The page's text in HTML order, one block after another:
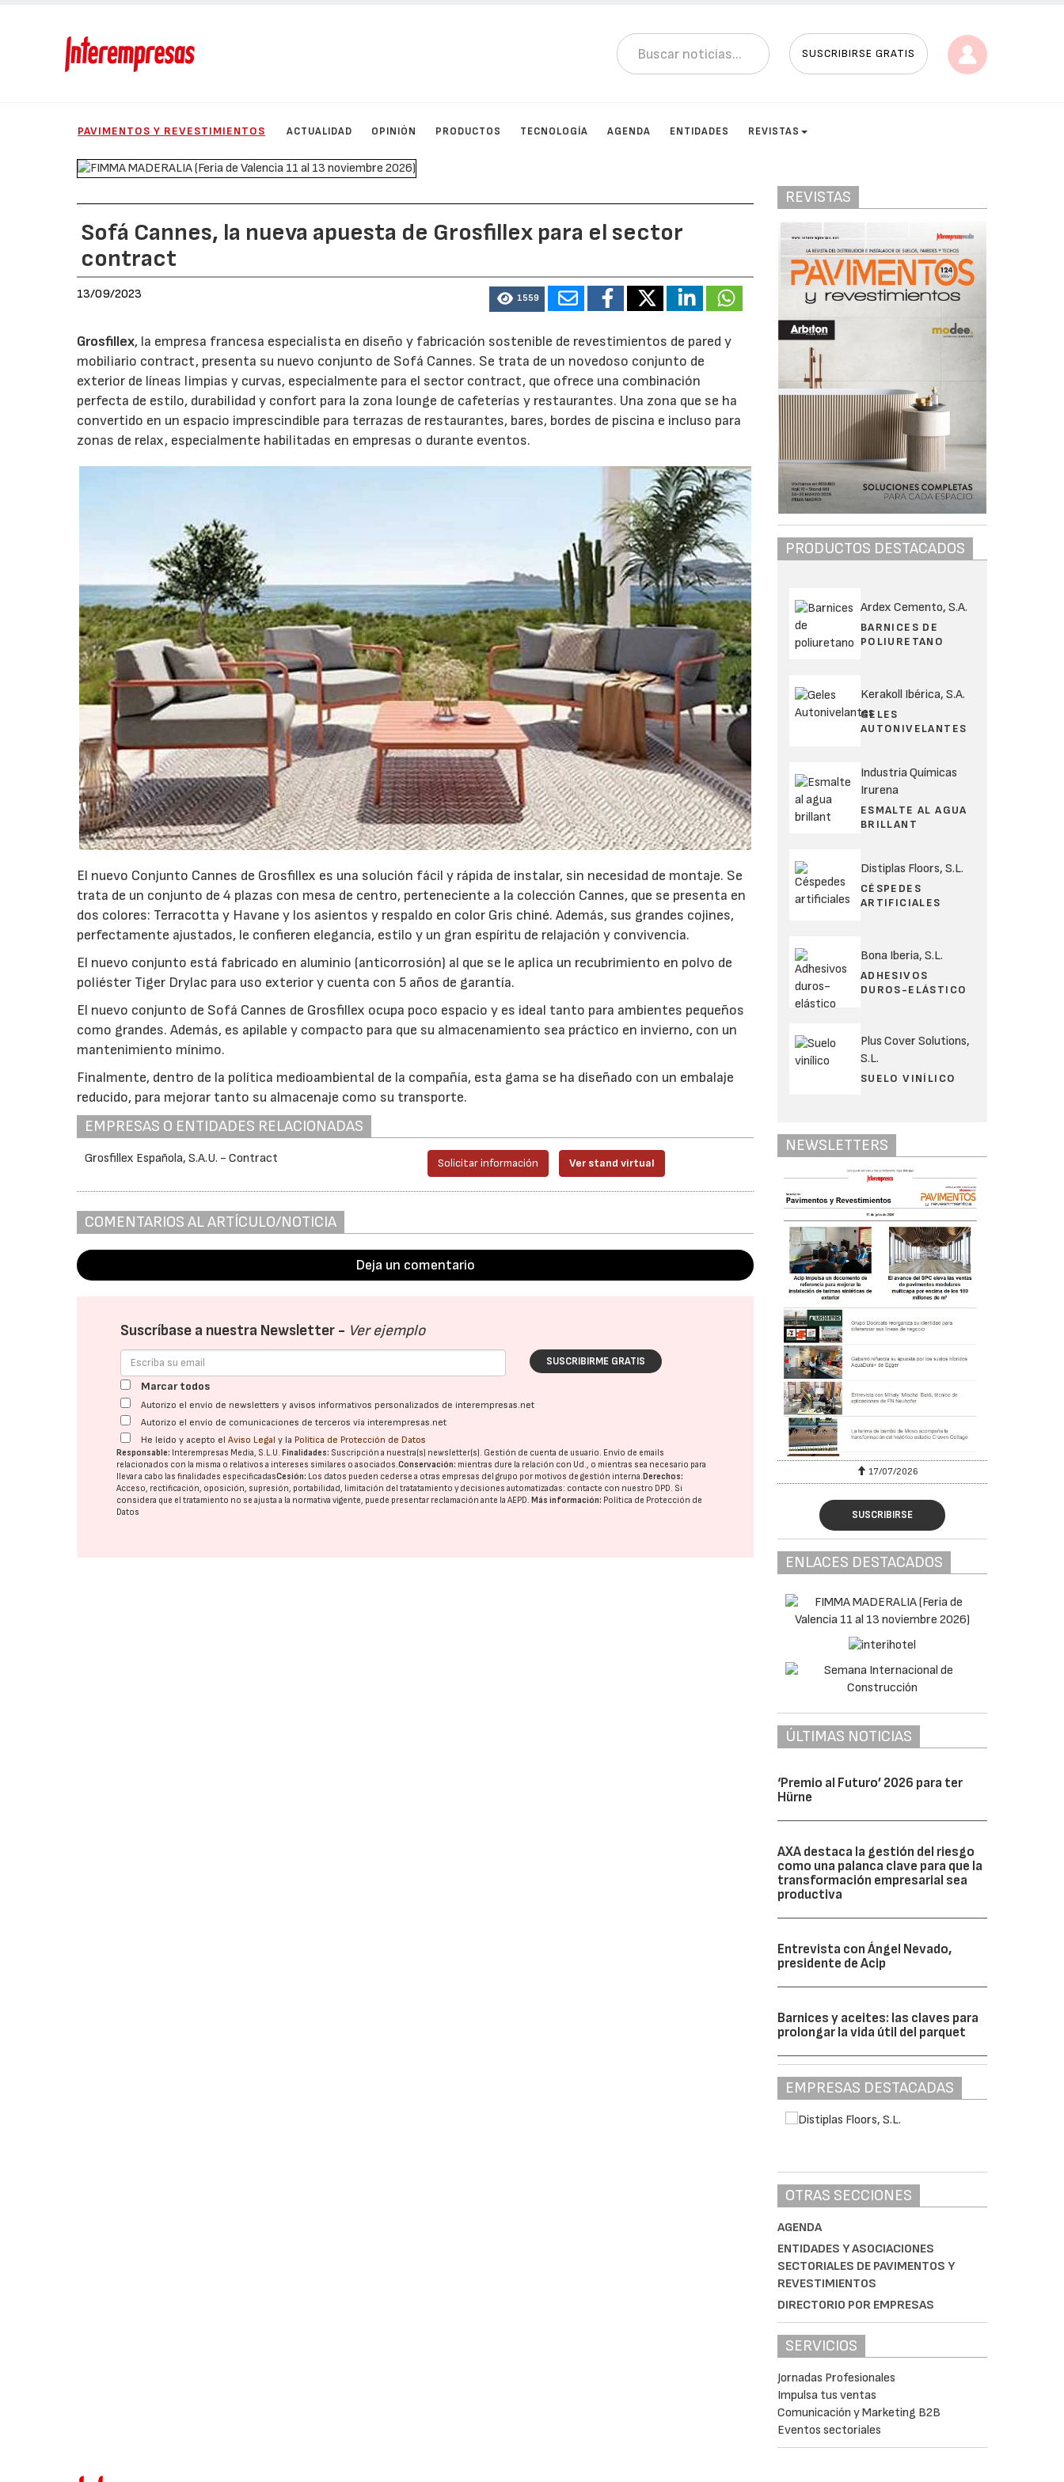
SUSCRIBIRSE GRATIS
PAVIMENTOS Y REVESTIMIENTOS ACTUALIDAD OPINIÓN PRODUCTOS TECNOLOGÍA AGENDA ENTIDADES REVISTAS
Sofá Cannes, la nueva apuesta de Grosfillex para el sector
contract
13/09/2023 1559
Grosfillex, la empresa francesa especialista en diseño y fabricación sostenible de revestimientos de pared y
mobiliario contract, presenta su nuevo conjunto de Sofá Cannes. Se trata de un novedoso conjunto de
exterior de líneas limpias y curvas, especialmente para el sector contract, que ofrece una combinación
perfecta de estilo, durabilidad y confort para la zona lounge de cafeterías y restaurantes. Una zona que se ha
convertido en un espacio imprescindible para terrazas de restaurantes, bares, bordes de piscina e incluso para
zonas de relax, especialmente habilitadas en empresas o durante eventos.
El nuevo Conjunto Cannes de Grosfillex es una solución fácil y rápida de instalar, sin necesidad de montaje. Se
trata de un conjunto de 4 plazas con mesa de centro, perteneciente a la colección Cannes, que se presenta en
dos colores: Terracotta y Havane y los asientos y respaldo en color Gris chiné. Además, sus grandes cojines,
perfectamente ajustados, le confieren elegancia, estilo y un gran espíritu de relajación y convivencia.
El nuevo conjunto está fabricado en aluminio (anticorrosión) al que se le aplica un recubrimiento en polvo de
poliéster Tiger Drylac para uso exterior y cuenta con 5 años de garantía.
El nuevo conjunto de Sofá Cannes de Grosfillex ocupa poco espacio y es ideal tanto para ambientes pequeños
como grandes. Además, es apilable y compacto para que su almacenamiento sea práctico en invierno, con un
mantenimiento mínimo.
Finalmente, dentro de la política medioambiental de la compañía, esta gama se ha diseñado con un embalaje
reducido, para mejorar tanto su almacenaje como su transporte.
EMPRESAS O ENTIDADES RELACIONADAS
Grosfillex Española, S.A.U. - Contract Solicitar información Ver stand virtual
COMENTARIOS AL ARTÍCULO/NOTICIA
Deja un comentario
Suscríbase a nuestra Newsletter - Ver ejemplo
SUSCRIBIRME GRATIS
Marcar todos
Autorizo el envío de newsletters y avisos informativos personalizados de interempresas.net
Autorizo el envío de comunicaciones de terceros vía interempresas.net
He leído y acepto elAviso Legal y la Política de Protección de Datos
Responsable: Interempresas Media, S.L.U.Finalidades: Suscripción a nuestra(s) newsletter(s). Gestión de cuenta de usuario. Envío de emails
relacionados con la misma o relativos a intereses similares o asociados.Conservación: mientras dure la relación con Ud., o mientras sea necesario para
llevar a cabo las finalidades especificadasCesión: Los datos pueden cederse a otras empresas del grupo por motivos de gestión interna.Derechos:
Acceso, rectificación, oposición, supresión, portabilidad, limitación del tratatamiento y decisiones automatizadas: contacte con nuestro DPD. Si
considera que el tratamiento no se ajusta a la normativa vigente, puede presentar reclamación ante laAEPD.Más información: Política de Protección de
Datos
REVISTAS
PRODUCTOS DESTACADOS
Ardex Cemento, S.A.
BARNICES DE
POLIURETANO
Kerakoll Ibérica, S.A.
GELES
AUTONIVELANTES
Industria Químicas
Irurena
ESMALTE AL AGUA
BRILLANT
Distiplas Floors, S.L.
CÉSPEDES
ARTIFICIALES
Bona Iberia, S.L.
ADHESIVOS
DUROS-ELÁSTICO
Plus Cover Solutions,
S.L.
SUELO VINÍLICO
NEWSLETTERS
17/07/2026 31/07/2026 17/07/2026
SUSCRIBIRSE
ENLACES DESTACADOS
ÚLTIMAS NOTICIAS
‘Premio al Futuro’ 2026 para ter
Hürne
AXA destaca la gestión del riesgo
como una palanca clave para que la
transformación empresarial sea
productiva
Entrevista con Ángel Nevado,
presidente de Acip
Barnices y aceites: las claves para
prolongar la vida útil del parquet
EMPRESAS DESTACADAS
OTRAS SECCIONES
AGENDA
ENTIDADES Y ASOCIACIONES
SECTORIALES DE PAVIMENTOS Y
REVESTIMIENTOS
DIRECTORIO POR EMPRESAS
SERVICIOS
Jornadas Profesionales
Impulsa tus ventas
Comunicación y Marketing B2B
Eventos sectoriales